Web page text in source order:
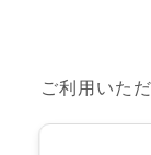
ご利用いた